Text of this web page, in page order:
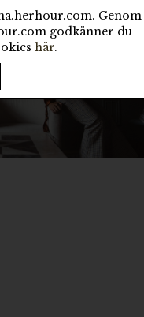
Genom
godkänner du
här.